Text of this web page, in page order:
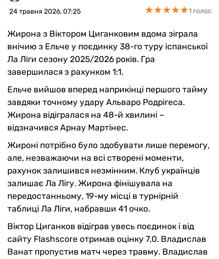
БУКМЕКЕРИ
24 травня 2026, 07:25
★★★★★
★★★★★1 голос
Жирона з Віктором Циганковим вдома зіграла
внічию з Ельче у поєдинку 38-го туру іспанської
Ла Ліги сезону 2025/2026 років. Гра
завершилася з рахунком 1:1.
Ельче вийшов вперед наприкінці першого тайму
завдяки точному удару Альваро Родрігеса.
Жирона відігралася на 48-й хвилині –
відзначився Арнау Мартінес.
Жироні потрібно було здобувати лише перемогу,
але, незважаючи на всі створені моменти,
рахунок залишився незмінним. Клуб українців
залишає Ла Лігу. Жирона фінішувала на
передостанньому, 19-му місці в турнірній
таблиці Ла Ліги, набравши 41 очко.
Віктор Циганков відіграв увесь поєдинок і від
сайту Flashscore отримав оцінку 7,0. Владислав
Ванат пропустив матч через травму. Владислав